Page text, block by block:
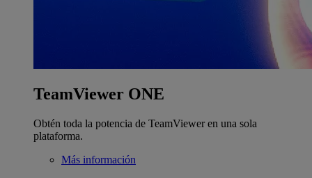
TeamViewer ONE
Obtén toda la potencia de TeamViewer en una sola
plataforma.
Más información